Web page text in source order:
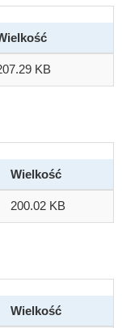
KB
Wielkość
200.02 KB
Wielkość